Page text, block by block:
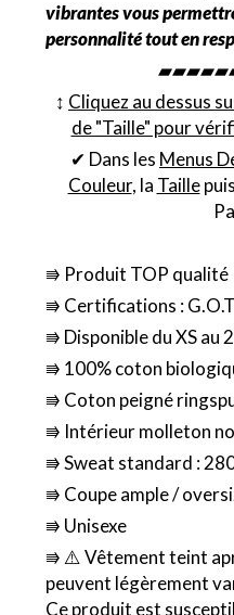
vibrantes vous
personnalité tout en
↕︎ Cliquez au dessus
de "Taille" pour
✔ Dans les Menus
Couleur, la Taille
⭆ Produit TOP qualité
⭆ Certifications :
⭆ Disponible du XS au
⭆ 100% coton
⭆ Coton peigné
⭆ Intérieur molleton
⭆ Sweat standard :
⭆ Coupe ample /
⭆ Unisexe
⭆ ⚠️ Vêtement teint
peuvent légèrement
Ce produit est